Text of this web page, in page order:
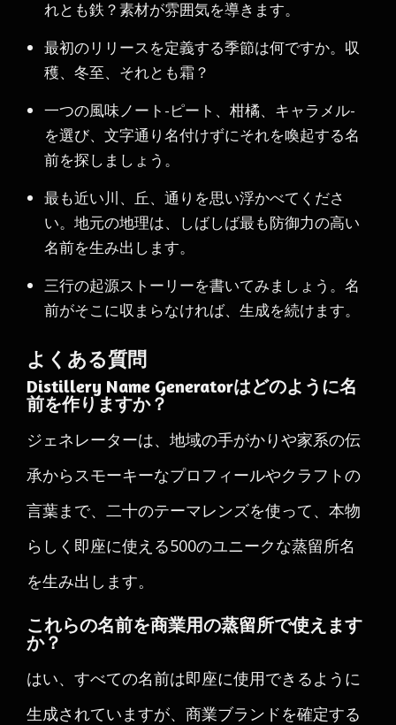
れとも鉄？素材が雰囲気を導きます。
最初のリリースを定義する季節は何ですか。収
穫、冬至、それとも霜？
一つの風味ノート-ピート、柑橘、キャラメル-
を選び、文字通り名付けずにそれを喚起する名
前を探しましょう。
最も近い川、丘、通りを思い浮かべてくださ
い。地元の地理は、しばしば最も防御力の高い
名前を生み出します。
三行の起源ストーリーを書いてみましょう。名
前がそこに収まらなければ、生成を続けます。
よくある質問
Distillery Name Generatorはどのように名
前を作りますか？
ジェネレーターは、地域の手がかりや家系の伝
承からスモーキーなプロフィールやクラフトの
言葉まで、二十のテーマレンズを使って、本物
らしく即座に使える500のユニークな蒸留所名
を生み出します。
これらの名前を商業用の蒸留所で使えます
か？
はい、すべての名前は即座に使用できるように
生成されていますが、商業ブランドを確定する